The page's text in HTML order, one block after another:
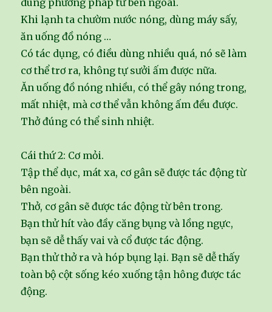
dùng phương pháp từ bên ngoài.
Khi lạnh ta chườm nước nóng, dùng máy sấy,
ăn uống đồ nóng …
Có tác dụng, có điều dùng nhiều quá, nó sẽ làm
cơ thể trơ ra, không tự sưởi ấm được nữa.
Ăn uống đồ nóng nhiều, có thể gây nóng trong,
mất nhiệt, mà cơ thể vẫn không ấm đều được.
Thở đúng có thể sinh nhiệt.
Cái thứ 2: Cơ mỏi.
Tập thể dục, mát xa, cơ gân sẽ được tác động từ
bên ngoài.
Thở, cơ gân sẽ được tác động từ bên trong.
Bạn thử hít vào đầy căng bụng và lồng ngực,
bạn sẽ dễ thấy vai và cổ được tác động.
Bạn thử thở ra và hóp bụng lại. Bạn sẽ dễ thấy
toàn bộ cột sống kéo xuống tận hông được tác
động.